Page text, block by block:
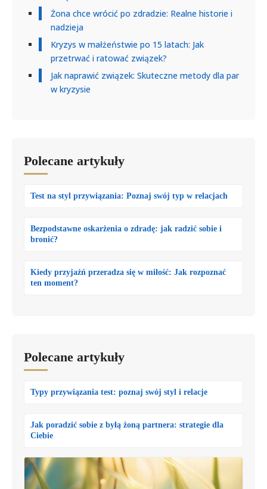
Żona chce wrócić po zdradzie: Realne historie i
nadzieja
Kryzys w małżeństwie po 15 latach: Jak
przetrwać i ratować związek?
Jak naprawić związek: Skuteczne metody dla par
w kryzysie
Polecane artykuły
Test na styl przywiązania: Poznaj swój typ w relacjach
Bezpodstawne oskarżenia o zdradę: jak radzić sobie i
bronić?
Kiedy przyjaźń przeradza się w miłość: Jak rozpoznać
ten moment?
Polecane artykuły
Typy przywiązania test: poznaj swój styl i relacje
Jak poradzić sobie z byłą żoną partnera: strategie dla
Ciebie